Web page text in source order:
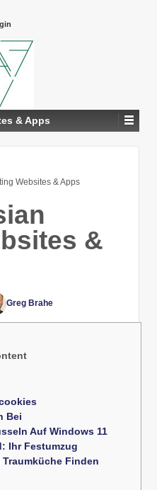
& Apps
Websites & Apps
&
Greg Brahe
Bei
Auf Windows 11
Ihr Festumzug
Finden